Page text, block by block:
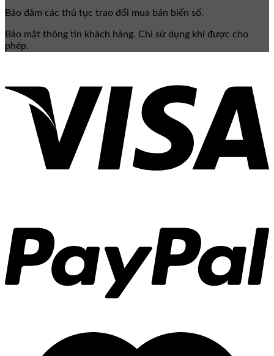
Bảo đảm các thủ tục trao đổi mua bán biển số.
Bảo mật thông tin khách hàng. Chỉ sử dụng khi được cho
phép.